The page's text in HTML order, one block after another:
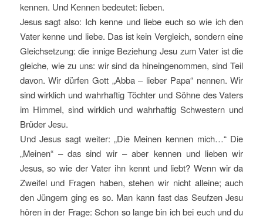
kennen. Und Kennen bedeutet: lieben.
Jesus sagt also: Ich kenne und liebe euch so wie ich den
Vater kenne und liebe. Das ist kein Vergleich, sondern eine
Gleichsetzung: die innige Beziehung Jesu zum Vater ist die
gleiche, wie zu uns: wir sind da hineingenommen, sind Teil
davon. Wir dürfen Gott „Abba – lieber Papa“ nennen. Wir
sind wirklich und wahrhaftig Töchter und Söhne des Vaters
im Himmel, sind wirklich und wahrhaftig Schwestern und
Brüder Jesu.
Und Jesus sagt weiter: „Die Meinen kennen mich…“ Die
„Meinen“ – das sind wir – aber kennen und lieben wir
Jesus, so wie der Vater ihn kennt und liebt? Wenn wir da
Zweifel und Fragen haben, stehen wir nicht alleine; auch
den Jüngern ging es so. Man kann fast das Seufzen Jesu
hören in der Frage: Schon so lange bin ich bei euch und du